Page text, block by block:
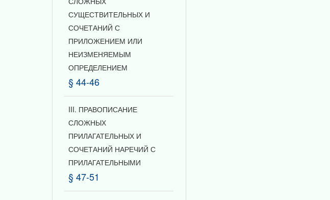
СУЩЕСТВИТЕЛЬНЫХ И
СОЧЕТАНИЙ С
ПРИЛОЖЕНИЕМ ИЛИ
НЕИЗМЕНЯЕМЫМ
ОПРЕДЕЛЕНИЕМ
§ 44-46
III. ПРАВОПИСАНИЕ
СЛОЖНЫХ
ПРИЛАГАТЕЛЬНЫХ И
СОЧЕТАНИЙ НАРЕЧИЙ С
ПРИЛАГАТЕЛЬНЫМИ
§ 47-51